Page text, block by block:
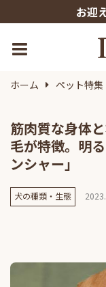
お迎
ホーム ペット特集
筋肉質な身体
毛が特徴。明
ンシャー」
犬の種類・生態